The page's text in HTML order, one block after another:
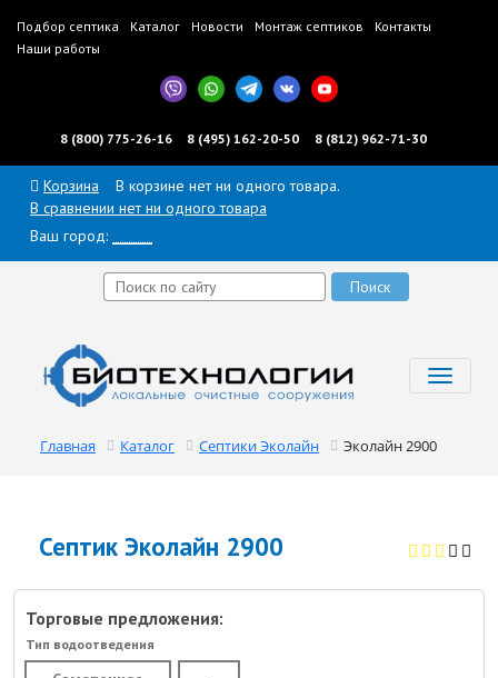
Подбор септика Каталог Новости Монтаж септиков
Контакты
Наши работы
8 (800) 775-26-16 8 (495) 162-20-50 8 (812) 962-71-30
Корзина
В корзине нет ни одного товара.
В сравнении нет ни одного товара
Ваш город:
Главная Каталог Септики Эколайн Эколайн 2900
Септик Эколайн 2900
Торговые предложения:
Тип водоотведения